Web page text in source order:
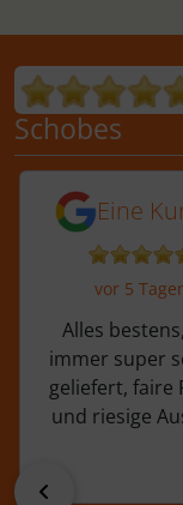
Schobes
5 von 5
Eine
vor 5
Alles
immer super
geliefert, faire
und riesige